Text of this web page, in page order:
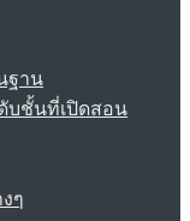
ฐาน
บชั้นที่เปิดสอน
ๆ